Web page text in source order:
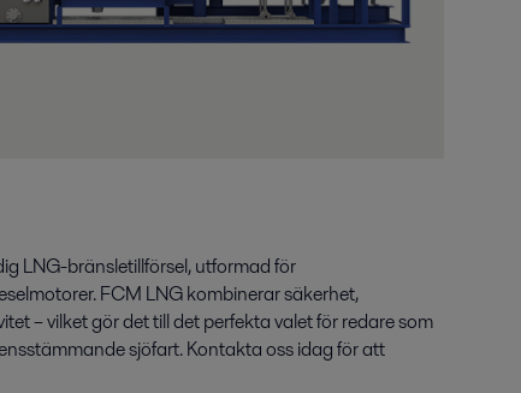
LNG-bränsletillförsel, utformad för
FCM LNG kombinerar säkerhet,
– vilket gör det till det perfekta valet för redare som
sjöfart. Kontakta oss idag för att